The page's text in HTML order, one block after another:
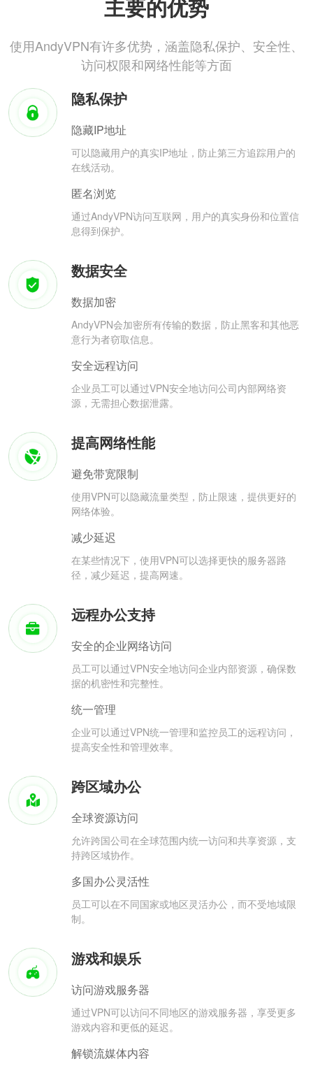
主要的优势
使用AndyVPN有许多优势，涵盖隐私保护、安全性、
访问权限和网络性能等方面
隐私保护
隐藏IP地址
可以隐藏用户的真实IP地址，防止第三方追踪用户的
在线活动。
匿名浏览
通过AndyVPN访问互联网，用户的真实身份和位置信
息得到保护。
数据安全
数据加密
AndyVPN会加密所有传输的数据，防止黑客和其他恶
意行为者窃取信息。
安全远程访问
企业员工可以通过VPN安全地访问公司内部网络资
源，无需担心数据泄露。
提高网络性能
避免带宽限制
使用VPN可以隐藏流量类型，防止限速，提供更好的
网络体验。
减少延迟
在某些情况下，使用VPN可以选择更快的服务器路
径，减少延迟，提高网速。
远程办公支持
安全的企业网络访问
员工可以通过VPN安全地访问企业内部资源，确保数
据的机密性和完整性。
统一管理
企业可以通过VPN统一管理和监控员工的远程访问，
提高安全性和管理效率。
跨区域办公
全球资源访问
允许跨国公司在全球范围内统一访问和共享资源，支
持跨区域协作。
多国办公灵活性
员工可以在不同国家或地区灵活办公，而不受地域限
制。
游戏和娱乐
访问游戏服务器
通过VPN可以访问不同地区的游戏服务器，享受更多
游戏内容和更低的延迟。
解锁流媒体内容